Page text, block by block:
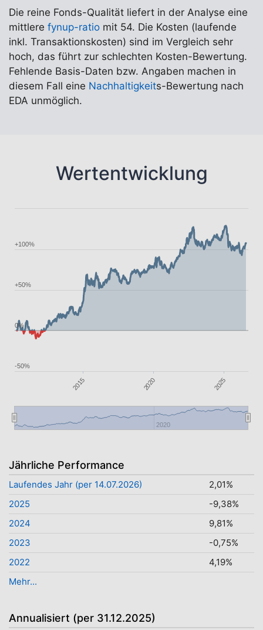
Die reine Fonds-Qualität liefert in der Analyse eine
mittlere fynup-ratio mit 54. Die Kosten (laufende
inkl. Transaktionskosten) sind im Vergleich sehr
hoch, das führt zur schlechten Kosten-Bewertung.
Fehlende Basis-Daten bzw. Angaben machen in
diesem Fall eine Nachhaltigkeits-Bewertung nach
EDA unmöglich.
Wertentwicklung
2015 2020 2025
2020
-50%
0%
+50%
+100%
Jährliche Performance
Laufendes Jahr (per 14.07.2026)
2,01%
2025
-9,38%
2024
9,81%
2023
-0,75%
2022
4,19%
Mehr...
Annualisiert (per 31.12.2025)